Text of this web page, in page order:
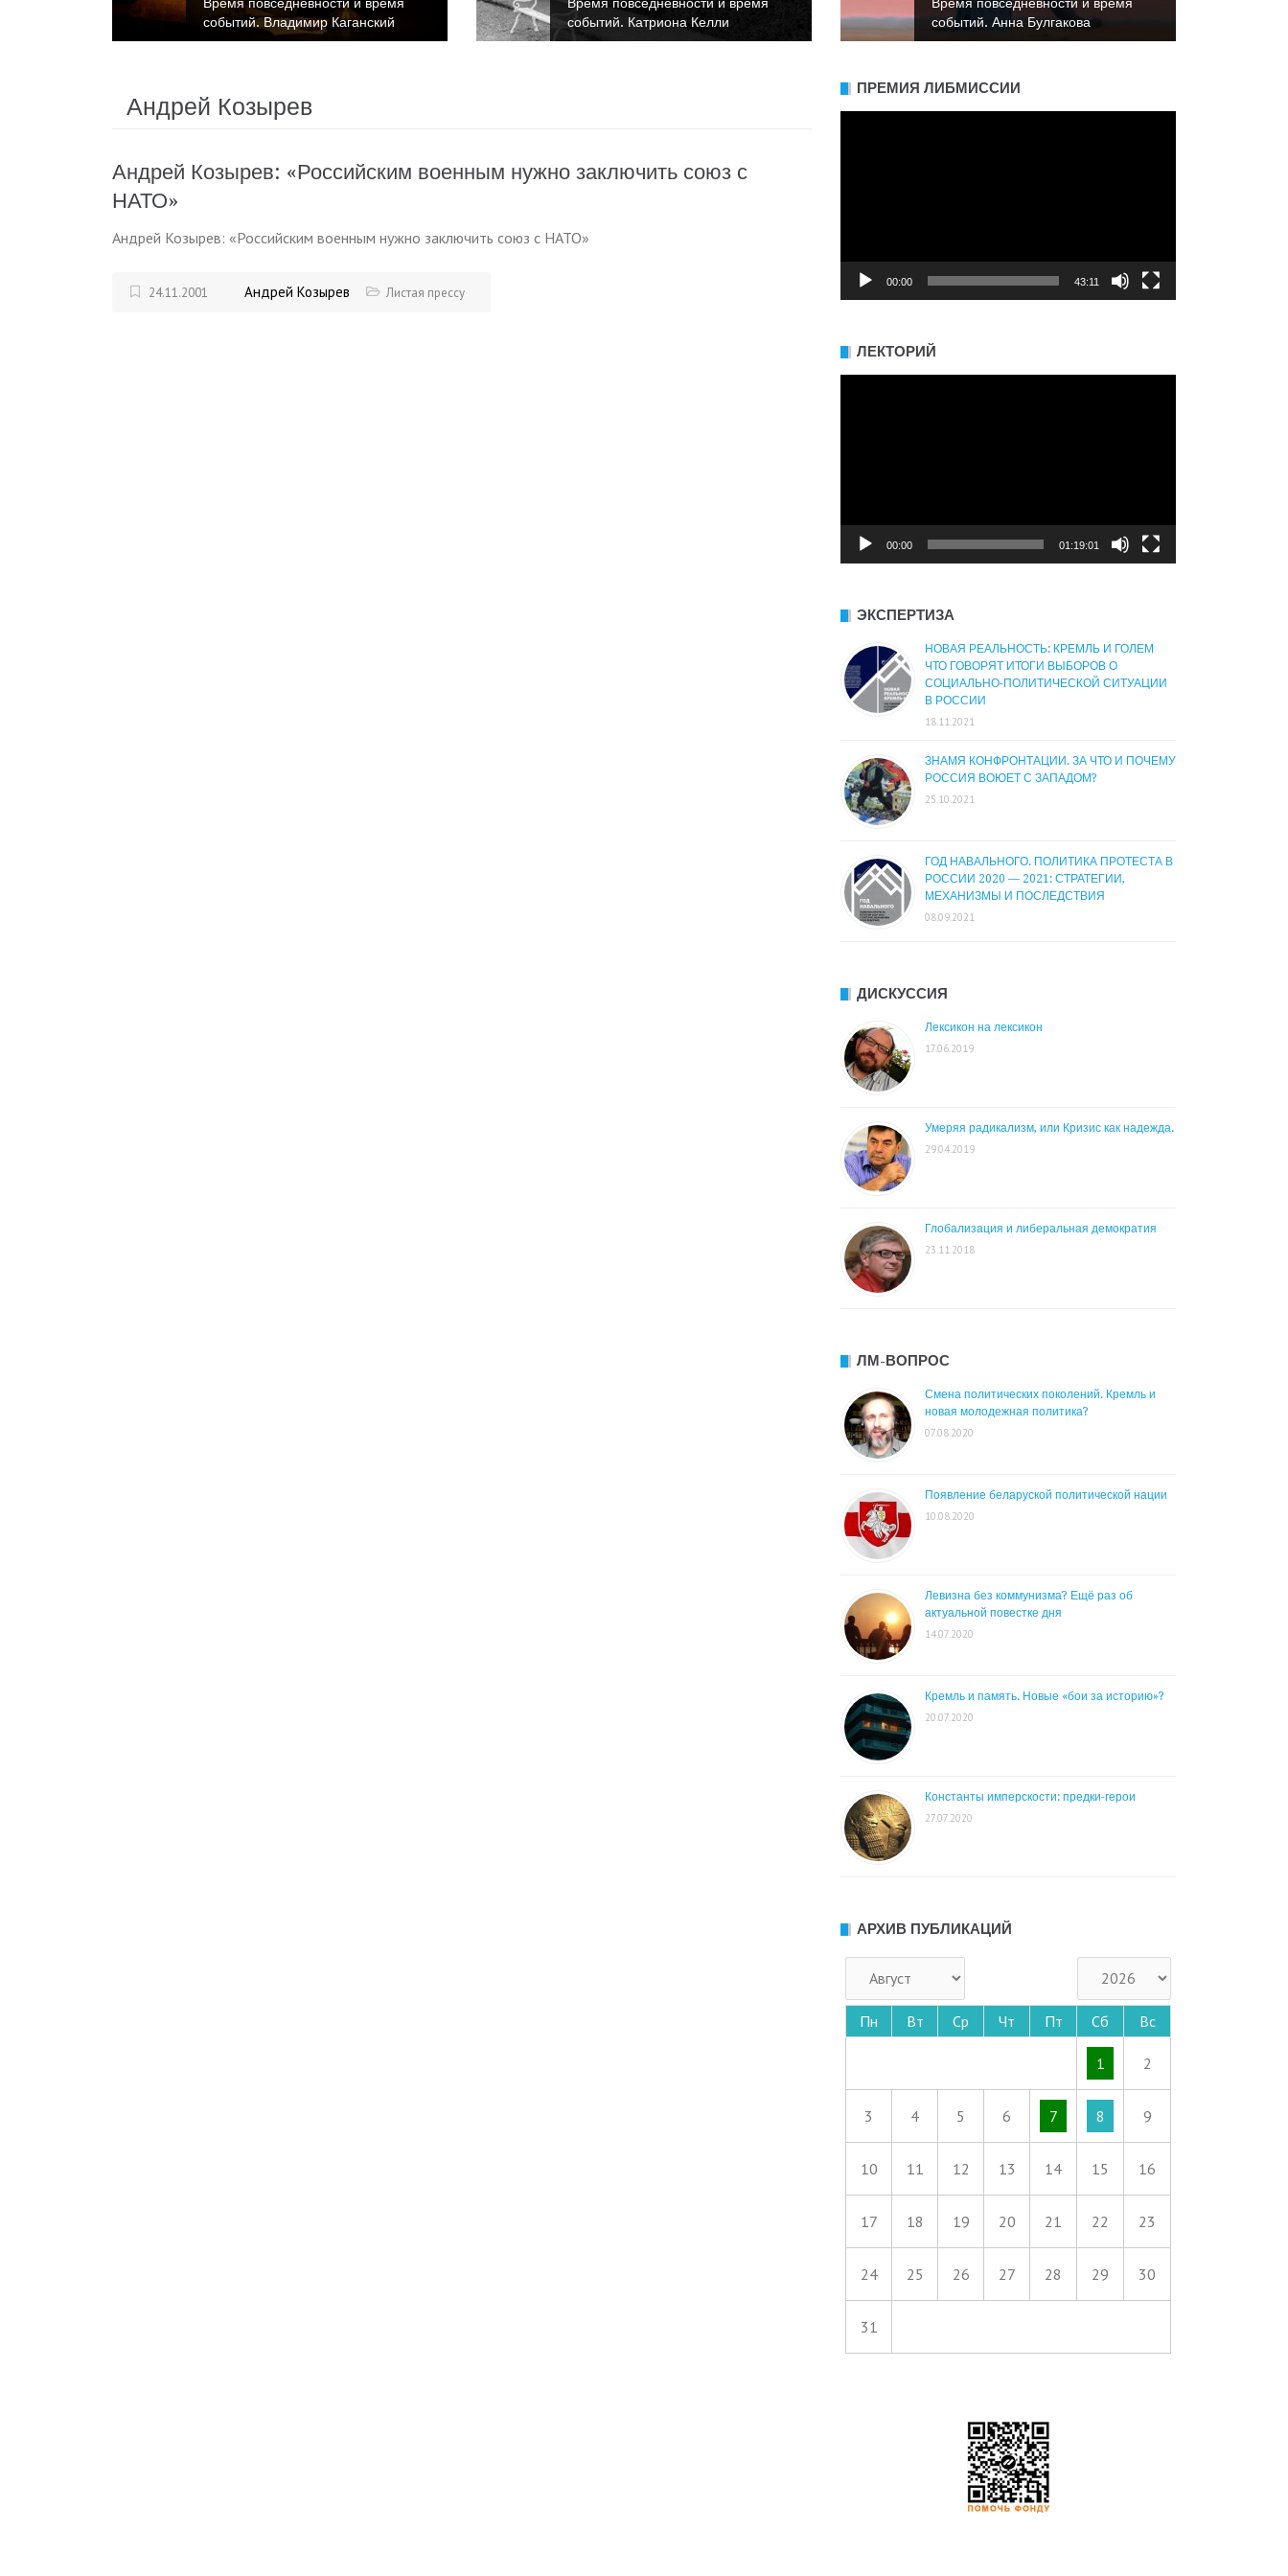
событий. Владимир Каганский
событий. Катриона Келли
событий. Анна Булгакова
Андрей Козырев
Андрей Козырев: «Российским военным нужно заключить союз с
НАТО»
Андрей Козырев: «Российским военным нужно заключить союз с НАТО»
24.11.2001 Андрей Козырев Листая прессу
ПРЕМИЯ ЛИБМИССИИ
00:00 43:11
ЛЕКТОРИЙ
00:00 01:19:01
ЭКСПЕРТИЗА
НОВАЯ РЕАЛЬНОСТЬ: КРЕМЛЬ И ГОЛЕМ
ЧТО ГОВОРЯТ ИТОГИ ВЫБОРОВ О
СОЦИАЛЬНО-ПОЛИТИЧЕСКОЙ СИТУАЦИИ
В РОССИИ
18.11.2021
ЗНАМЯ КОНФРОНТАЦИИ. ЗА ЧТО И ПОЧЕМУ
РОССИЯ ВОЮЕТ С ЗАПАДОМ?
25.10.2021
ГОД НАВАЛЬНОГО. ПОЛИТИКА ПРОТЕСТА В
РОССИИ 2020 — 2021: СТРАТЕГИИ,
МЕХАНИЗМЫ И ПОСЛЕДСТВИЯ
08.09.2021
ДИСКУССИЯ
Лексикон на лексикон
17.06.2019
Умеряя радикализм, или Кризис как надежда.
29.04.2019
Глобализация и либеральная демократия
23.11.2018
ЛМ-ВОПРОС
Смена политических поколений. Кремль и
новая молодежная политика?
07.08.2020
Появление беларуской политической нации
10.08.2020
Левизна без коммунизма? Ещё раз об
актуальной повестке дня
14.07.2020
Кремль и память. Новые «бои за историю»?
20.07.2020
Константы имперскости: предки-герои
27.07.2020
АРХИВ ПУБЛИКАЦИЙ
Пн Вт Ср Чт Пт Сб Вс
1 2
3 4 5 6 7 8 9
10 11 12 13 14 15 16
17 18 19 20 21 22 23
24 25 26 27 28 29 30
31